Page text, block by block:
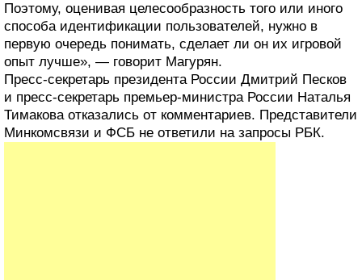
Поэтому, оценивая целесообразность того или иного
способа идентификации пользователей, нужно в
первую очередь понимать, сделает ли он их игровой
опыт лучше», — говорит Магурян.
Пресс-секретарь президента России Дмитрий Песков
и пресс-секретарь премьер-министра России Наталья
Тимакова отказались от комментариев. Представители
Минкомсвязи и ФСБ не ответили на запросы РБК.